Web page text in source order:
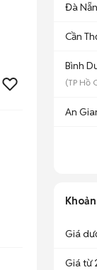
Đà
Cần
Bình
(TP Hồ
An
Giá
Giá từ